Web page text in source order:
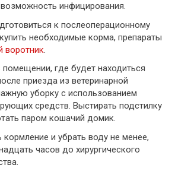
инфицирования.
к послеоперационному
необходимые корма, препараты
воротник.
помещении, где будет находиться
приезда из ветеринарной
уборку с использованием
средств. Выстирать подстилку
паром кошачий домик.
кормление и убрать воду не менее,
часов до хирургического